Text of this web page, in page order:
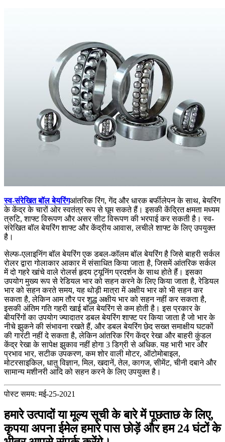
स्व-संरेखित बॉल बेयरिंगआंतरिक रिंग, गेंद और धारक बर्फीलेपन के साथ, बेयरिंग
के केंद्र के चारों ओर स्वतंत्र रूप से घूम सकते हैं। इसकी केंद्रित क्षमता मध्यम
त्रुटि, शाफ्ट विरूपण और असर सीट विरूपण की भरपाई कर सकती है। स्व-
संरेखित बॉल बेयरिंग शाफ्ट और केंद्रीय आवास, लचीले शाफ्ट के लिए उपयुक्त
है।
सेल्फ-एलाइनिंग बॉल बेयरिंग एक डबल-कॉलम बॉल बेयरिंग है जिसे बाहरी सर्कल
रोलर द्वारा गोलाकार आकार में संसाधित किया जाता है, जिसमें आंतरिक सर्कल
में दो गहरे खांचे वाले रोलर्स हृदय ट्यूनिंग प्रदर्शन के साथ होते हैं। इसका
उपयोग मुख्य रूप से रेडियल भार को सहन करने के लिए किया जाता है, रेडियल
भार को सहन करते समय, यह थोड़ी मात्रा में अक्षीय भार को भी सहन कर
सकता है, लेकिन आम तौर पर शुद्ध अक्षीय भार को सहन नहीं कर सकता है,
इसकी अंतिम गति गहरी खाई बॉल बेयरिंग से कम होती है। इस प्रकार के
बीयरिंगों का उपयोग ज्यादातर डबल बेयरिंग शाफ्ट पर किया जाता है जो भार के
नीचे झुकने की संभावना रखते हैं, और डबल बेयरिंग छेद सख्त समाक्षीय घटकों
की गारंटी नहीं दे सकता है, लेकिन आंतरिक रिंग केंद्र रेखा और बाहरी कुंडल
केंद्र रेखा के सापेक्ष झुकाव नहीं होगा 3 डिग्री से अधिक. यह भारी भार और
प्रभाव भार, सटीक उपकरण, कम शोर वाली मोटर, ऑटोमोबाइल,
मोटरसाइकिल, धातु विज्ञान, मिल, खदानें, तेल, कागज, सीमेंट, चीनी दबाने और
सामान्य मशीनरी आदि को सहन करने के लिए उपयुक्त है।
पोस्ट समय: मई-25-2021
हमारे उत्पादों या मूल्य सूची के बारे में पूछताछ के लिए,
कृपया अपना ईमेल हमारे पास छोड़ें और हम 24 घंटों के